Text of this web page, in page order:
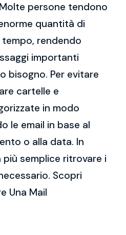
persone tendono
quantità di
rendendo
importanti
bisogno. Per evitare
cartelle e
in modo
le email in base al
o alla data. In
semplice ritrovare i
Scopri
Una Mail